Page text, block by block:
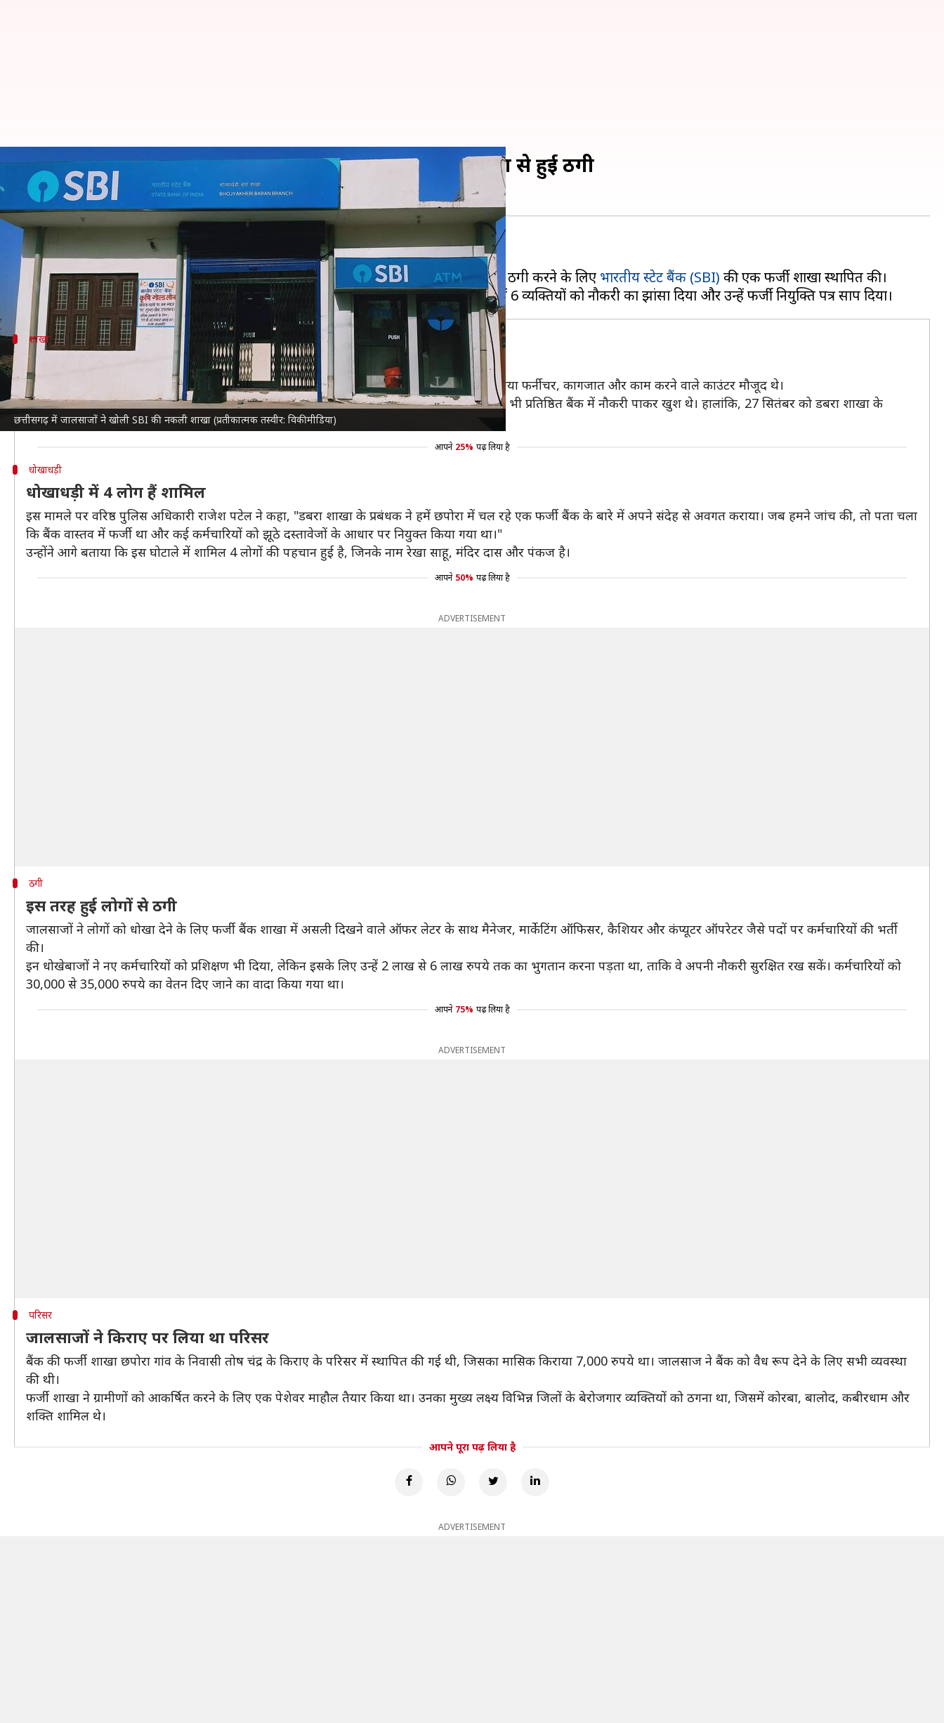
छत्तीसगढ़ में जालसाजों ने खोली SBI की नकली शाखा (प्रतीकात्मक तस्वीर: विकीमीडिया)
छत्तीसगढ़ में जालसाजों ने खोली SBI की नकली शाखा, कई लोगों से हुई ठगी
लेखन बिश्वजीत कुमार Oct 03, 2024 04:46 pm
क्या है खबर?
छत्तीसगढ़से बैंक धोखाधड़ी का एक ऐसा ही बड़ा मामला सामने आया है, जहां जालसाजों ने लोगों से ठगी करने के लिए भारतीय स्टेट बैंक (SBI) की एक फर्जी शाखा स्थापित की।
शाखा
10 दिन पहले खुली थी नई शाखा
छपोरा गांव में SBI की नकली शाखा 10 दिन पहले खोली गई थी, जिसमें सभी असली बैंक सुविधाएं जैसे नया फर्नीचर, कागजात और काम करने वाले काउंटर मौजूद थे।
स्थानीय ग्रामीण बिना किसी संदेह के यहां अकाउंट खोलने और लेन-देन करने लगे और नए नियुक्त कर्मचारी भी प्रतिष्ठित बैंक में नौकरी पाकर खुश थे। हालांकि, 27 सितंबर को डबरा शाखा के
प्रबंधक के संदेह के बाद पुलिस और SBI के अधिकारियों ने जांच की, तब इस फर्जीवाड़े का खुलासा हुआ।
आपने 25% पढ़ लिया है
धोखाधड़ी
धोखाधड़ी में 4 लोग हैं शामिल
इस मामले पर वरिष्ठ पुलिस अधिकारी राजेश पटेल ने कहा, "डबरा शाखा के प्रबंधक ने हमें छपोरा में चल रहे एक फर्जी बैंक के बारे में अपने संदेह से अवगत कराया। जब हमने जांच की, तो पता चला
कि बैंक वास्तव में फर्जी था और कई कर्मचारियों को झूठे दस्तावेजों के आधार पर नियुक्त किया गया था।"
उन्होंने आगे बताया कि इस घोटाले में शामिल 4 लोगों की पहचान हुई है, जिनके नाम रेखा साहू, मंदिर दास और पंकज है।
आपने 50% पढ़ लिया है
ADVERTISEMENT
ठगी
इस तरह हुई लोगों से ठगी
जालसाजों ने लोगों को धोखा देने के लिए फर्जी बैंक शाखा में असली दिखने वाले ऑफर लेटर के साथ मैनेजर, मार्केटिंग ऑफिसर, कैशियर और कंप्यूटर ऑपरेटर जैसे पदों पर कर्मचारियों की भर्ती
की।
इन धोखेबाजों ने नए कर्मचारियों को प्रशिक्षण भी दिया, लेकिन इसके लिए उन्हें 2 लाख से 6 लाख रुपये तक का भुगतान करना पड़ता था, ताकि वे अपनी नौकरी सुरक्षित रख सकें। कर्मचारियों को
30,000 से 35,000 रुपये का वेतन दिए जाने का वादा किया गया था।
आपने 75% पढ़ लिया है
ADVERTISEMENT
परिसर
जालसाजों ने किराए पर लिया था परिसर
बैंक की फर्जी शाखा छपोरा गांव के निवासी तोष चंद्र के किराए के परिसर में स्थापित की गई थी, जिसका मासिक किराया 7,000 रुपये था। जालसाज ने बैंक को वैध रूप देने के लिए सभी व्यवस्था
की थी।
फर्जी शाखा ने ग्रामीणों को आकर्षित करने के लिए एक पेशेवर माहौल तैयार किया था। उनका मुख्य लक्ष्य विभिन्न जिलों के बेरोजगार व्यक्तियों को ठगना था, जिसमें कोरबा, बालोद, कबीरधाम और
शक्ति शामिल थे।
आपने पूरा पढ़ लिया है
ADVERTISEMENT